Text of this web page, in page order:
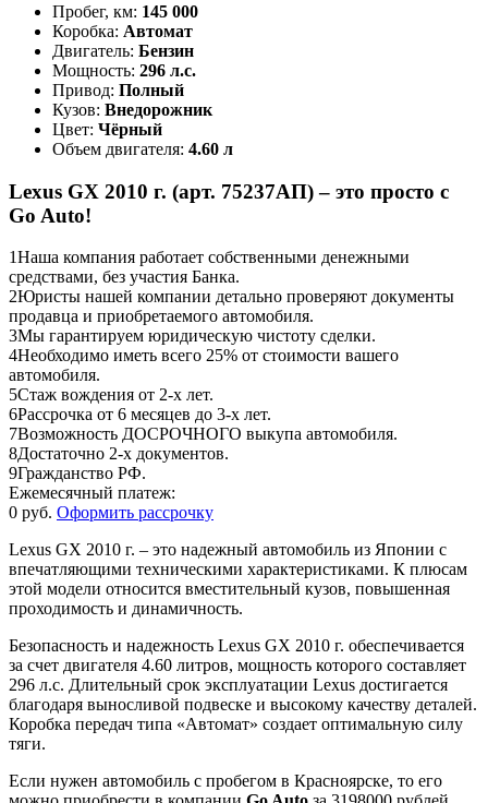
Пробег, км: 145 000
Коробка: Автомат
Двигатель: Бензин
Мощность: 296 л.с.
Привод: Полный
Кузов: Внедорожник
Цвет: Чёрный
Объем двигателя: 4.60 л
Lexus GX 2010 г. (арт. 75237АП) – это просто с
Go Auto!
1Наша компания работает собственными денежными
средствами, без участия Банка.
2Юристы нашей компании детально проверяют документы
продавца и приобретаемого автомобиля.
3Мы гарантируем юридическую чистоту сделки.
4Необходимо иметь всего 25% от стоимости вашего
автомобиля.
5Стаж вождения от 2-х лет.
6Рассрочка от 6 месяцев до 3-х лет.
7Возможность ДОСРОЧНОГО выкупа автомобиля.
8Достаточно 2-х документов.
9Гражданство РФ.
Ежемесячный платеж:
0 руб. Оформить рассрочку
Lexus GX 2010 г. – это надежный автомобиль из Японии с
впечатляющими техническими характеристиками. К плюсам
этой модели относится вместительный кузов, повышенная
проходимость и динамичность.
Безопасность и надежность Lexus GX 2010 г. обеспечивается
за счет двигателя 4.60 литров, мощность которого составляет
296 л.с. Длительный срок эксплуатации Lexus достигается
благодаря выносливой подвеске и высокому качеству деталей.
Коробка передач типа «Автомат» создает оптимальную силу
тяги.
Если нужен автомобиль с пробегом в Красноярске, то его